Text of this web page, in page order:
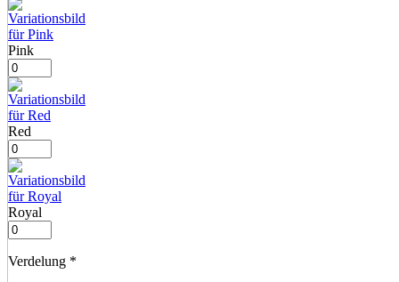
Pink
Red
Royal
Verdelung *